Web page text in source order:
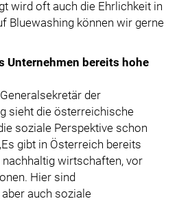
wird oft auch die Ehrlichkeit in
Bluewashing können wir gerne
Unternehmen bereits hohe
Generalsekretär der
sieht die österreichische
soziale Perspektive schon
gibt in Österreich bereits
nachhaltig wirtschaften, vor
Hier sind
auch soziale